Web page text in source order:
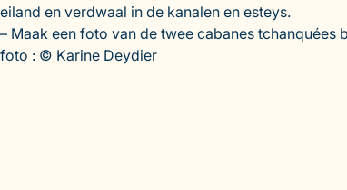
eiland en verdwaal in de kanalen en esteys.
– Maak een foto van de twee cabanes tchanquées
foto : © Karine Deydier